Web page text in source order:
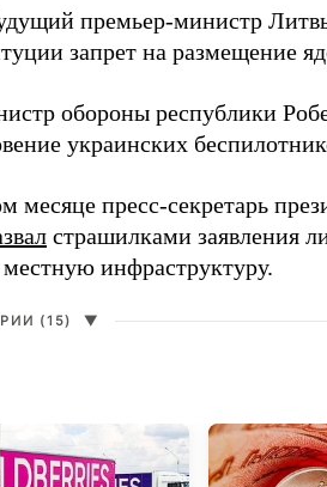
премьер-министр
запрет на размещение
обороны республики
украинских
месяце пресс-секретарь
страшилками заявления
местную инфраструктуру.
(15) ▼